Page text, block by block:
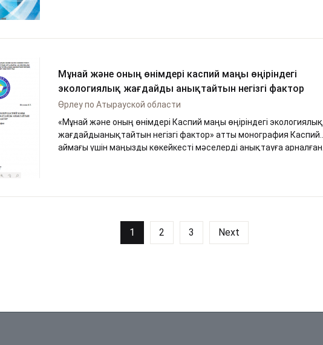
Мұнай және оның өнімдері каспий маңы өңіріндегі
экологиялық жағдайды анықтайтын негізгі фактор
Өрлеу по Атырауской области
«Мұнай және оның өнімдері Каспий маңы өңіріндегі экологиялық
жағдайдыанықтайтын негізгі фактор» атты монография Каспий
аймағы үшін маңызды көкейкесті мәселерді анықтауға арналған.
1 2 3 Next